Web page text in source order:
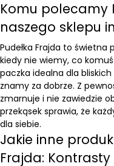
Komu polecamy
naszego sklepu
Pudełka Frajda to
kiedy nie wiemy, co
paczka idealna dla
znamy za dobrze. Z
zmarnuje i nie zawiedzie
przekąsek sprawia, że
dla siebie.
Jakie inne
Frajda: